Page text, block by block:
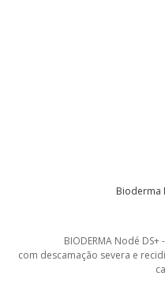
Bioderma
BIODERMA Nodé
com descamação severa e